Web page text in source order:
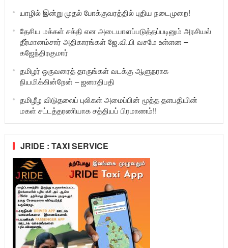
யாழில் இன்று முதல் போக்குவரத்தில் புதிய நடைமுறை!
தேசிய மக்கள் சக்தி என அடையாளப்படுத்தப்படினும் அரசியல்
தீர்மானம்சார் அதிகாரங்கள் ஜே.வி.பி வசமே உள்ளன –
கஜேந்திரகுமார்
தமிழர் ஒருவரைத் தாருங்கள் வடக்கு ஆளுநராக
நியமிக்கின்றேன் – ஜனாதிபதி
தமிழீழ விடுதலைப் புலிகள் அமைப்பின் மூத்த தளபதியின்
மகள் சட்டத்தரணியாக சத்தியப் பிரமாணம்!!
JRIDE : TAXI SERVICE